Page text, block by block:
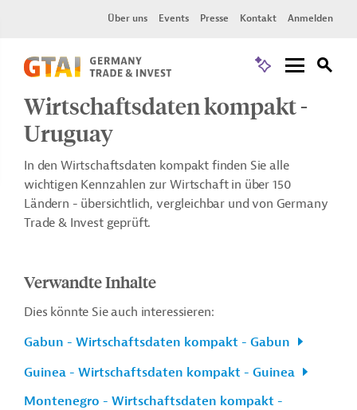
Über uns Events Presse Kontakt Anmelden
Wirtschaftsdaten kompakt -
Uruguay
In den Wirtschaftsdaten kompakt finden Sie alle
wichtigen Kennzahlen zur Wirtschaft in über 150
Ländern - übersichtlich, vergleichbar und von Germany
Trade & Invest geprüft.
Verwandte Inhalte
Dies könnte Sie auch interessieren:
Gabun - Wirtschaftsdaten kompakt - Gabun
Guinea - Wirtschaftsdaten kompakt - Guinea
Montenegro - Wirtschaftsdaten kompakt -